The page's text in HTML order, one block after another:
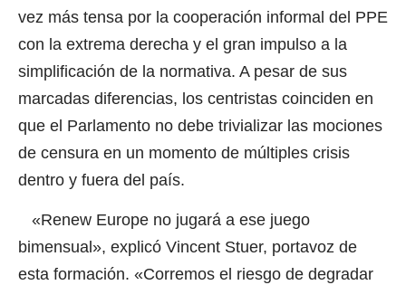
vez más tensa por la cooperación informal del PPE
con la extrema derecha y el gran impulso a la
simplificación de la normativa. A pesar de sus
marcadas diferencias, los centristas coinciden en
que el Parlamento no debe trivializar las mociones
de censura en un momento de múltiples crisis
dentro y fuera del país.
«Renew Europe no jugará a ese juego
bimensual», explicó Vincent Stuer, portavoz de
esta formación. «Corremos el riesgo de degradar